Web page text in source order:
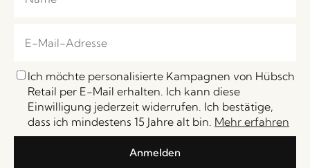
Ich möchte personalisierte Kampagnen von Hübsch
Retail per E-Mail erhalten. Ich kann diese
Einwilligung jederzeit widerrufen. Ich bestätige,
dass ich mindestens 15 Jahre alt bin. Mehr erfahren
Anmelden